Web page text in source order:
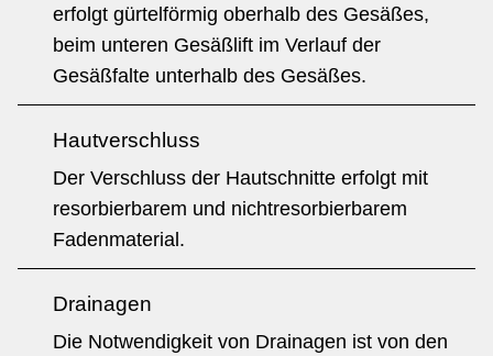
erfolgt gürtelförmig oberhalb des Gesäßes,
beim unteren Gesäßlift im Verlauf der
Gesäßfalte unterhalb des Gesäßes.
Hautverschluss
Der Verschluss der Hautschnitte erfolgt mit
resorbierbarem und nichtresorbierbarem
Fadenmaterial.
Drainagen
Die Notwendigkeit von Drainagen ist von den